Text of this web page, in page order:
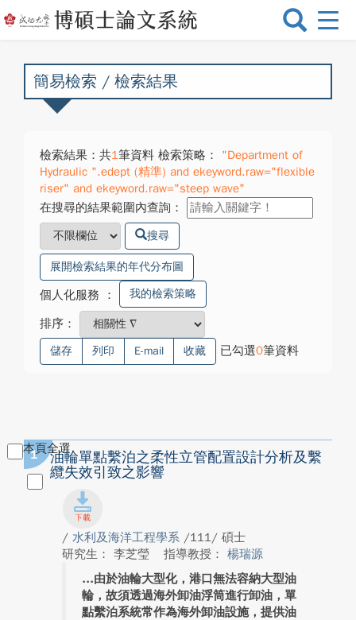
選
換
簡易檢索 / 檢索結果
檢索結果：共1筆資料 檢索策略：
"Department of
Hydraulic ".edept (精準) and ekeyword.raw="flexible
riser" and ekeyword.raw="steep wave"
在搜尋的結果範圍內查詢：
搜尋
展開檢索結果的年代分布圖
個人化服務 ： 我的檢索策略
排序：
儲存 列印 E-mail 收藏 已勾選0筆資料
本頁全選
1
油輪單點繫泊之柔性立管配置設計分析及繫
纜失效引致之影響
/ 水利及海洋工程學系 /111/ 碩士
研究生： 李芝瑩
指導教授： 楊瑞源
由於油輪大型化，港口無法容納大型油
輪，故須透過海外卸油浮筒進行卸油，單
點繫泊系統常作為海外卸油設施，提供油